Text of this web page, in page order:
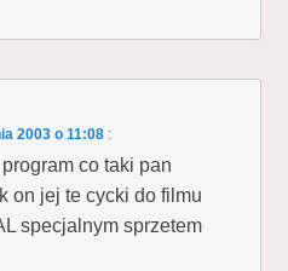
2003 o 11:08 :
co taki pan
on jej te cycki do filmu
specjalnym sprzetem